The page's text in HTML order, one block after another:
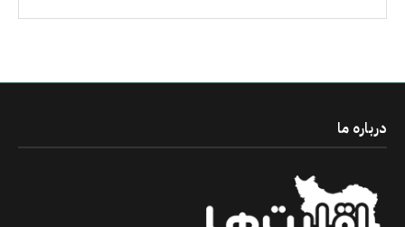
درباره ما